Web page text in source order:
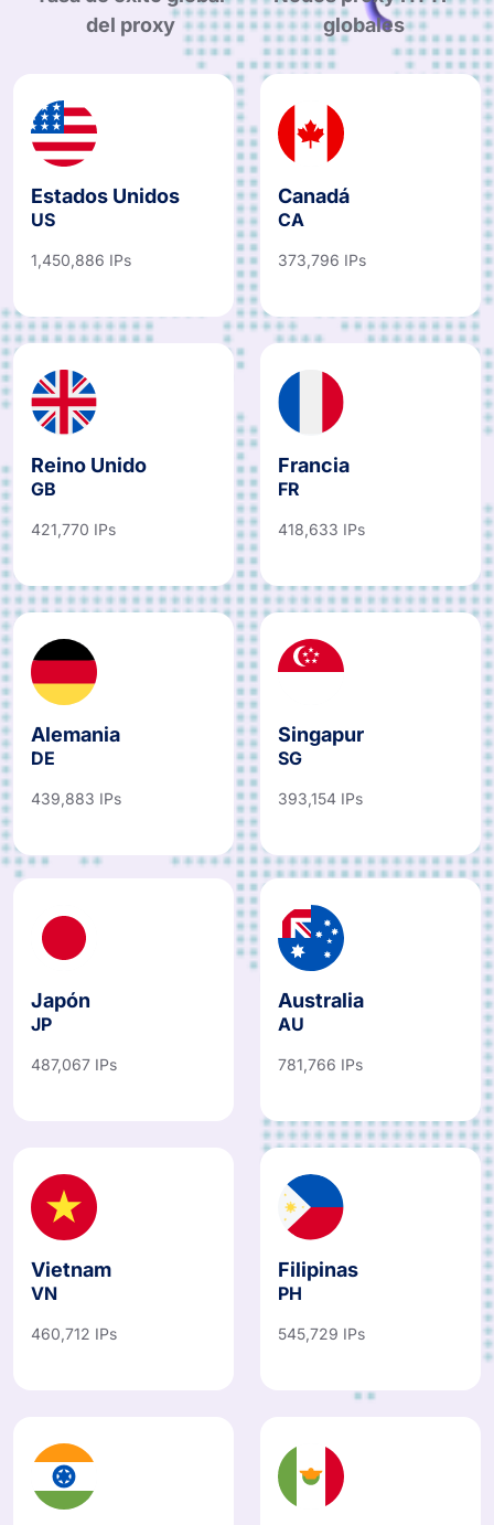
del proxy
globales
Estados Unidos
US
1,450,886 IPs
Canadá
CA
373,796 IPs
Reino Unido
GB
421,770 IPs
Francia
FR
418,633 IPs
Alemania
DE
439,883 IPs
Singapur
SG
393,154 IPs
Japón
JP
487,067 IPs
Australia
AU
781,766 IPs
Vietnam
VN
460,712 IPs
Filipinas
PH
545,729 IPs